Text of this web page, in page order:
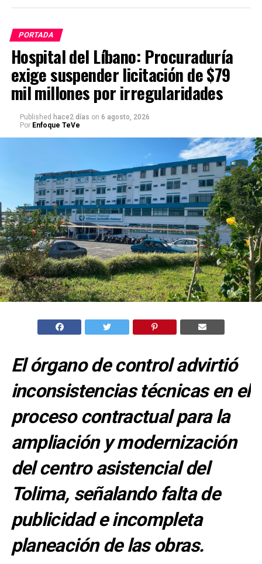
PORTADA
Hospital del Líbano: Procuraduría
exige suspender licitación de $79
mil millones por irregularidades
Published hace2 días on 6 agosto, 2026
Por Enfoque TeVe
El órgano de control advirtió
inconsistencias técnicas en el
proceso contractual para la
ampliación y modernización
del centro asistencial del
Tolima, señalando falta de
publicidad e incompleta
planeación de las obras.